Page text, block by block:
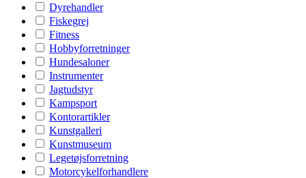
Dyrehandler
Fiskegrej
Fitness
Hobbyforretninger
Hundesaloner
Instrumenter
Jagtudstyr
Kampsport
Kontorartikler
Kunstgalleri
Kunstmuseum
Legetøjsforretning
Motorcykelforhandlere